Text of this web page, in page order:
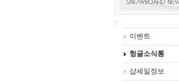
이벤트
헝글소식통
샵세일정보